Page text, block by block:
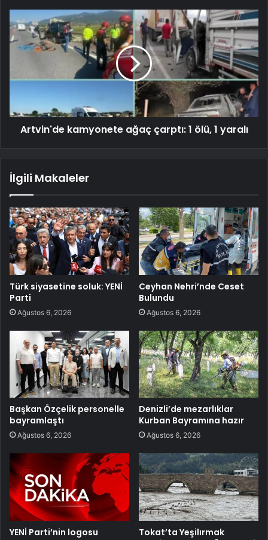
Artvin'de kamyonete ağaç çarptı: 1 ölü, 1 yaralı
İlgili Makaleler
Türk siyasetine soluk: YENİ
Parti
Ağustos 6, 2026
Ceyhan Nehri’nde Ceset
Bulundu
Ağustos 6, 2026
Başkan Özçelik personelle
bayramlaştı
Ağustos 6, 2026
Denizli’de mezarlıklar
Kurban Bayramına hazır
Ağustos 6, 2026
YENİ Parti’nin logosu
Tokat’ta Yeşilırmak